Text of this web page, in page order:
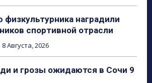
наградили
спортивной отрасли
8 Августа, 2026
и грозы ожидаются в Сочи 9